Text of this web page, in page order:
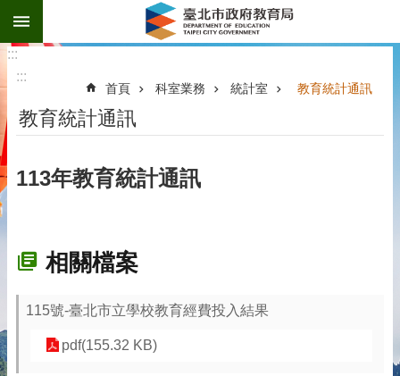
跳到主要內容區塊
:::
:::
首頁 科室業務 統計室 教育統計通訊
教育統計通訊
113年教育統計通訊
相關檔案
115號-臺北市立學校教育經費投入結果
pdf(155.32 KB)